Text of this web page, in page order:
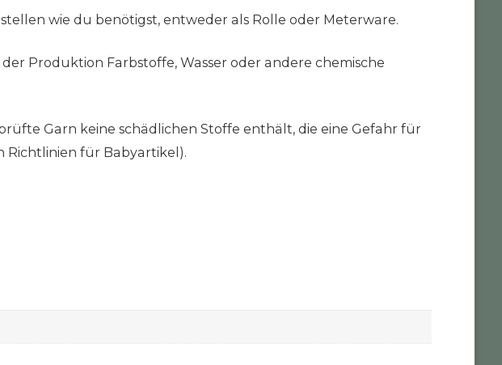
wie du benötigst, entweder als Rolle oder Meterware.
Produktion Farbstoffe, Wasser oder andere chemische
Garn keine schädlichen Stoffe enthält, die eine Gefahr für
Richtlinien für Babyartikel).